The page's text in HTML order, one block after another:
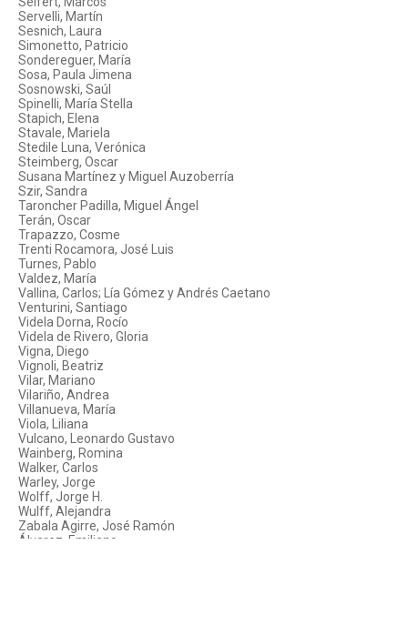
Servelli, Martín
Sesnich, Laura
Simonetto, Patricio
Sondereguer, María
Sosa, Paula Jimena
Sosnowski, Saúl
Spinelli, María Stella
Stapich, Elena
Stavale, Mariela
Stedile Luna, Verónica
Steimberg, Oscar
Susana Martínez y Miguel Auzoberría
Szir, Sandra
Taroncher Padilla, Miguel Ángel
Terán, Oscar
Trapazzo, Cosme
Trenti Rocamora, José Luis
Turnes, Pablo
Valdez, María
Vallina, Carlos; Lía Gómez y Andrés Caetano
Venturini, Santiago
Videla Dorna, Rocío
Videla de Rivero, Gloria
Vigna, Diego
Vignoli, Beatriz
Vilar, Mariano
Vilariño, Andrea
Villanueva, María
Viola, Liliana
Vulcano, Leonardo Gustavo
Wainberg, Romina
Walker, Carlos
Warley, Jorge
Wolff, Jorge H.
Wulff, Alejandra
Zabala Agirre, José Ramón
Álvarez, Emiliano